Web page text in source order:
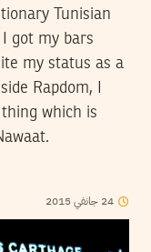
Tunisian
got my bars
my status as a
Rapdom, I
which is
24 جانفي 2015